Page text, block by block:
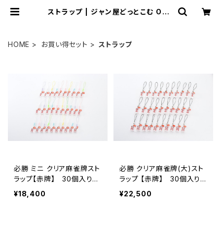
ストラップ | ジャン屋どっとこむ ONL
HOME お買い得セット ストラップ
必勝 ミニ クリア麻雀牌スト
ラップ【赤牌】 30個入りセ
ット 【コード：JA-6313】
¥18,400
必勝 クリア麻雀牌(大)スト
ラップ 【赤牌】 30個入りセ
ット 【コード：JA-6312】
¥22,500